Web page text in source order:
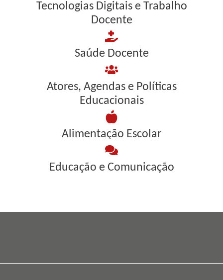
Tecnologias Digitais e Trabalho
Docente
Saúde Docente
Atores, Agendas e Políticas
Educacionais
Alimentação Escolar
Educação e Comunicação